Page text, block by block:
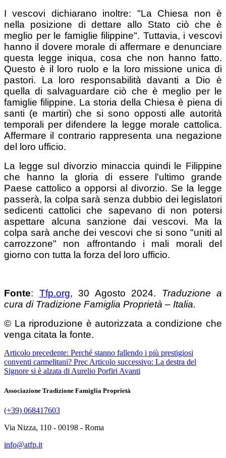
I vescovi dichiarano inoltre: "La Chiesa non è
nella posizione di dettare allo Stato ciò che è
meglio per le famiglie filippine". Tuttavia, i vescovi
hanno il dovere morale di affermare e denunciare
questa legge iniqua, cosa che non hanno fatto.
Questo è il loro ruolo e la loro missione unica di
pastori. La loro responsabilità davanti a Dio è
quella di salvaguardare ciò che è meglio per le
famiglie filippine. La storia della Chiesa è piena di
santi (e martiri) che si sono opposti alle autorità
temporali per difendere la legge morale cattolica.
Affermare il contrario rappresenta una negazione
del loro ufficio.
La legge sul divorzio minaccia quindi le Filippine
che hanno la gloria di essere l'ultimo grande
Paese cattolico a opporsi al divorzio. Se la legge
passerà, la colpa sarà senza dubbio dei legislatori
sedicenti cattolici che sapevano di non potersi
aspettare alcuna sanzione dai vescovi. Ma la
colpa sarà anche dei vescovi che si sono "uniti al
carrozzone" non affrontando i mali morali del
giorno con tutta la forza del loro ufficio.
Fonte: Tfp.org, 30 Agosto 2024. Traduzione a
cura di Tradizione Famiglia Proprietà – Italia.
© La riproduzione è autorizzata a condizione che
venga citata la fonte.
Articolo precedente: Perché stanno fallendo i più prestigiosi
conventi carmelitani? Prec Articolo successivo: La destra del
Signore si è alzata di Aurelio Porfiri Avanti
Associazione Tradizione Famiglia Proprietà
(+39) 068417603
Via Nizza, 110 - 00198 - Roma
info@atfp.it